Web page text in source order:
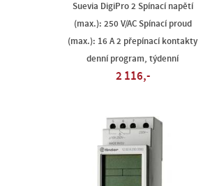
Suevia DigiPro 2 Spínací napětí
(max.): 250 V/AC Spínací proud
(max.): 16 A 2 přepínací kontakty
denní program, týdenní
2 116,-